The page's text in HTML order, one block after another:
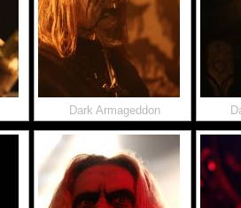
Dark Armageddon